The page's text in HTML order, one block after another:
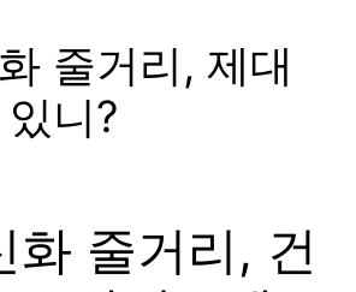
줄거리, 제대
니?
화 줄거리, 건